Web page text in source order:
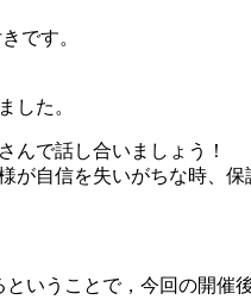
です。
した。
んで話し合いましょう！
が自信を失いがちな時、
いうことで，今回の開催